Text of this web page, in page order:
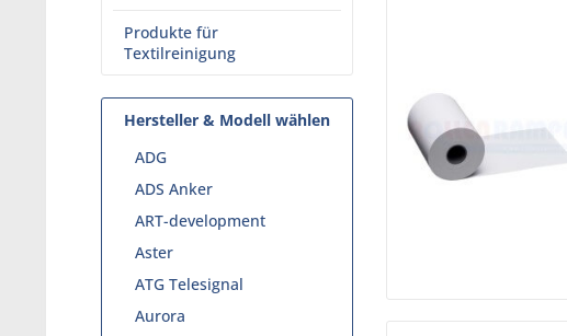
Produkte für
Textilreinigung
Hersteller & Modell wählen
ADG
ADS Anker
ART-development
Aster
ATG Telesignal
Aurora